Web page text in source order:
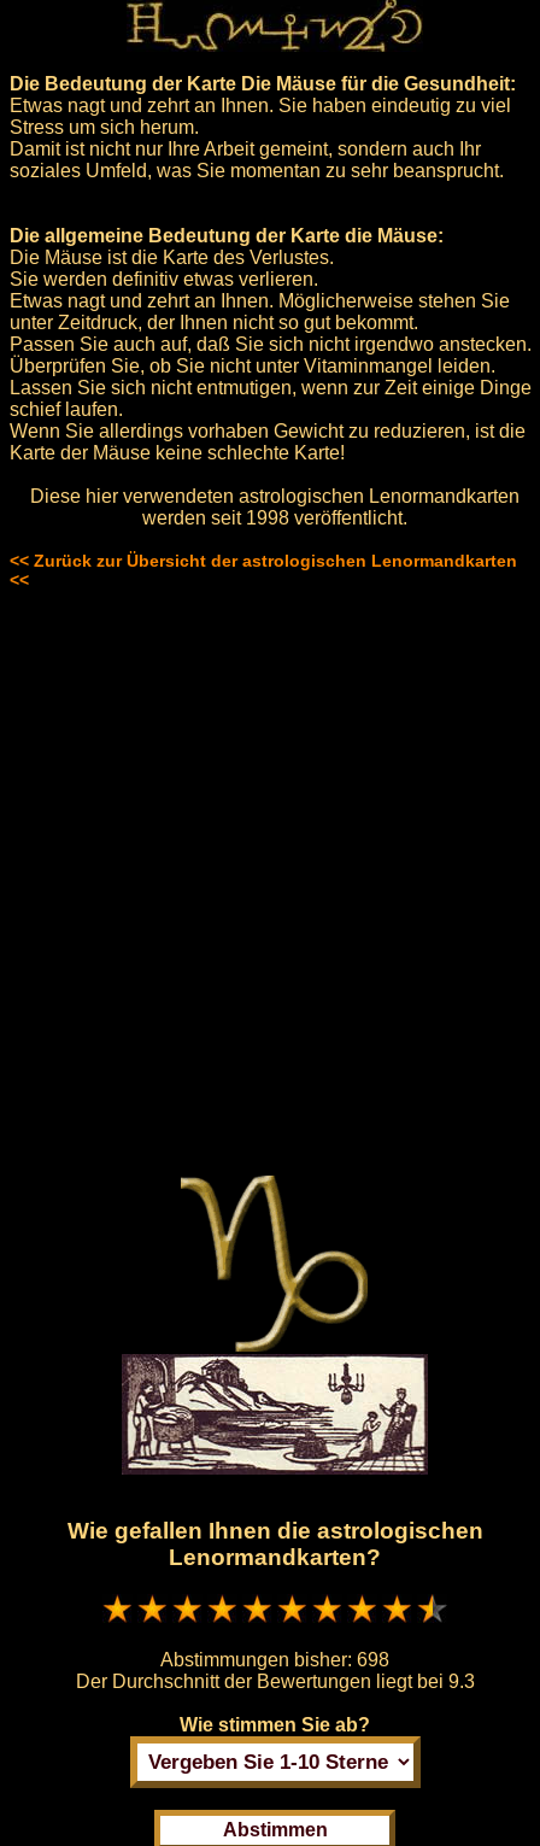
Die Bedeutung der Karte Die Mäuse für die Gesundheit:
Etwas nagt und zehrt an Ihnen. Sie haben eindeutig zu viel
Stress um sich herum.
Damit ist nicht nur Ihre Arbeit gemeint, sondern auch Ihr
soziales Umfeld, was Sie momentan zu sehr beansprucht.
Die allgemeine Bedeutung der Karte die Mäuse:
Die Mäuse ist die Karte des Verlustes.
Sie werden definitiv etwas verlieren.
Etwas nagt und zehrt an Ihnen. Möglicherweise stehen Sie
unter Zeitdruck, der Ihnen nicht so gut bekommt.
Passen Sie auch auf, daß Sie sich nicht irgendwo anstecken.
Überprüfen Sie, ob Sie nicht unter Vitaminmangel leiden.
Lassen Sie sich nicht entmutigen, wenn zur Zeit einige Dinge
schief laufen.
Wenn Sie allerdings vorhaben Gewicht zu reduzieren, ist die
Karte der Mäuse keine schlechte Karte!
Diese hier verwendeten astrologischen Lenormandkarten
werden seit 1998 veröffentlicht.
<< Zurück zur Übersicht der astrologischen Lenormandkarten
<<
Wie gefallen Ihnen die astrologischen
Lenormandkarten?
Abstimmungen bisher: 698
Der Durchschnitt der Bewertungen liegt bei 9.3
Wie stimmen Sie ab?